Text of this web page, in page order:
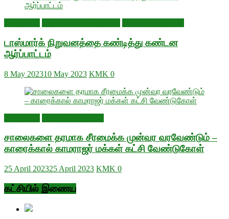
டாஸ்மார்க் நிறுவனத்தை கண்டித்து கண்டன
ஆர்ப்பாட்டம்
8 May 202310 May 2023 KMK 0
சாலைகளை தரமாக சீரமைக்க முன்வர வரவேண்டும் –
காரைக்கால் காமராஜர் மக்கள் கட்சி வேண்டுகோள்
25 April 202325 April 2023 KMK 0
கட்சியில் இணைய